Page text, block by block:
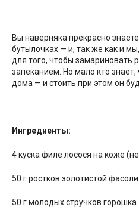
Вы наверняка прекрасно
бутылочках — и, так же как и
для того, чтобы замариновать
запеканием. Но мало кто знает,
дома — и стоить при этом он
Ингредиенты:
4 куска филе лосося на коже
50 г ростков золотистой
50 г молодых стручков горошка